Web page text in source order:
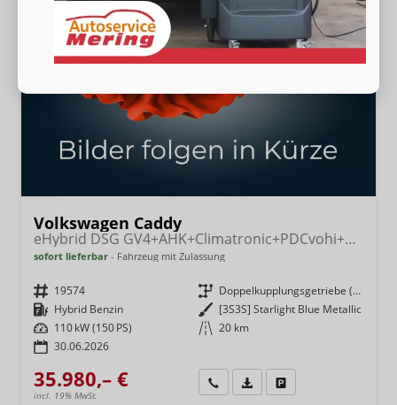
Volkswagen Caddy
eHybrid DSG GV4+AHK+Climatronic+PDCvohi+Cam+Regensens.+AppConnect
sofort lieferbar Fahrzeug mit Zulassung
Fahrzeugnr. 19574 Getriebe
Doppelkupplungsgetriebe (DSG)
Kraftstoff Hybrid Benzin Außenfarbe [3S3S] Starlight Blue Metallic
Leistung 110 kW (150 PS) Kilometerstand 20 km
30.06.2026
35.980,– €
incl. 19% MwSt.
Wir rufen Sie anFahrzeugexposé (PDF)